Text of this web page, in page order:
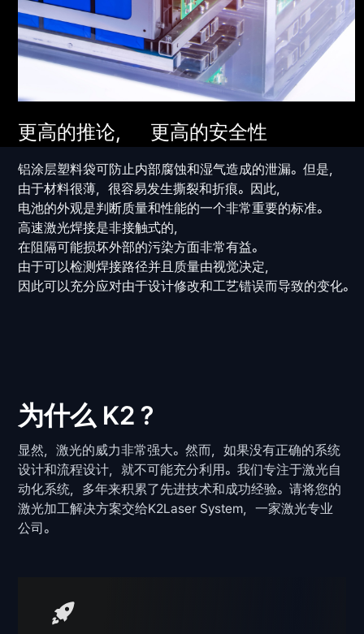
更高的推论， 更高的安全性
铝涂层塑料袋可防止内部腐蚀和湿气造成的泄漏。但是，
由于材料很薄，很容易发生撕裂和折痕。因此，
电池的外观是判断质量和性能的一个非常重要的标准。
高速激光焊接是非接触式的，
在阻隔可能损坏外部的污染方面非常有益。
由于可以检测焊接路径并且质量由视觉决定，
因此可以充分应对由于设计修改和工艺错误而导致的变化。
为什么 K2？
显然，激光的威力非常强大。然而，如果没有正确的系统
设计和流程设计，就不可能充分利用。我们专注于激光自
动化系统，多年来积累了先进技术和成功经验。请将您的
激光加工解决方案交给K2Laser System，一家激光专业
公司。